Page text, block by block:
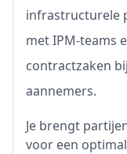
infrastructurele
met IPM-teams
contractzaken
aannemers.
Je brengt
voor een